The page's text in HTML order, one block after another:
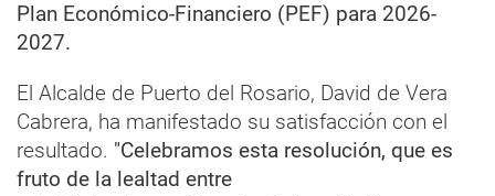
Plan Económico-Financiero (PEF) para 2026-
2027.
El Alcalde de Puerto del Rosario, David de Vera
Cabrera, ha manifestado su satisfacción con el
resultado. "Celebramos esta resolución, que es
fruto de la lealtad entre